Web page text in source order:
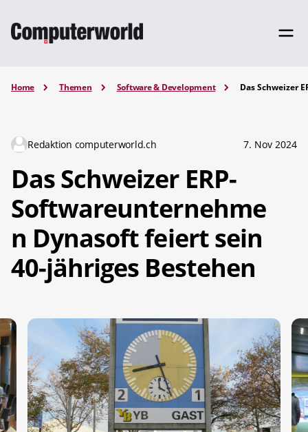
Home Themen Software & Development Das Schweizer
Redaktion computerworld.ch 7. Nov 2024
Das Schweizer ERP-
Softwareunternehme
n Dynasoft feiert sein
40-jähriges Bestehen